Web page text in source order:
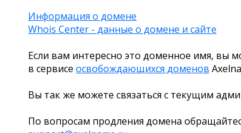
Информация о домене
Whois Center - данные о домене и сайте
Если вам интересно это доменное имя, вы
в сервисе освобождающихся доменов
Вы так же можете связаться с текущим
По вопросам продления домена